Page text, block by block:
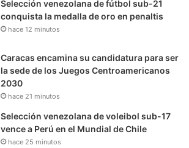
Selección venezolana de fútbol sub-21
conquista la medalla de oro en penaltis
hace 12 minutos
Caracas encamina su candidatura para ser
la sede de los Juegos Centroamericanos
2030
hace 21 minutos
Selección venezolana de voleibol sub-17
vence a Perú en el Mundial de Chile
hace 25 minutos